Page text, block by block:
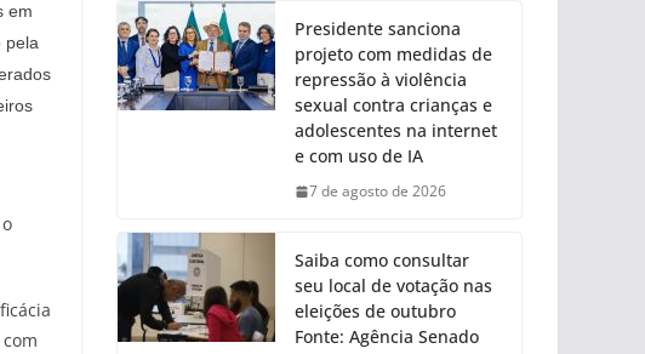
em
pela
Presidente sanciona
projeto com medidas de
repressão à violência
sexual contra crianças e
adolescentes na internet
e com uso de IA
7 de agosto de 2026
Saiba como consultar
seu local de votação nas
eleições de outubro
Fonte: Agência Senado